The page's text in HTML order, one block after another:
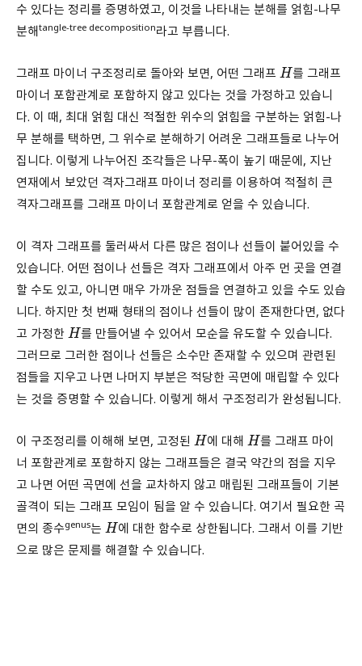
수 있다는 정리를 증명하였고, 이것을 나타내는 분해를 얽힘-나무
분해tangle-tree decomposition라고 부릅니다.
그래프 마이너 구조정리로 돌아와 보면, 어떤 그래프 H 를 그래프
마이너 포함관계로 포함하지 않고 있다는 것을 가정하고 있습니
다. 이 때, 최대 얽힘 대신 적절한 위수의 얽힘을 구분하는 얽힘-나
무 분해를 택하면, 그 위수로 분해하기 어려운 그래프들로 나누어
집니다. 이렇게 나누어진 조각들은 나무-폭이 높기 때문에, 지난
연재에서 보았던 격자그래프 마이너 정리를 이용하여 적절히 큰
격자그래프를 그래프 마이너 포함관계로 얻을 수 있습니다.
이 격자 그래프를 둘러싸서 다른 많은 점이나 선들이 붙어있을 수
있습니다. 어떤 점이나 선들은 격자 그래프에서 아주 먼 곳을 연결
할 수도 있고, 아니면 매우 가까운 점들을 연결하고 있을 수도 있습
니다. 하지만 첫 번째 형태의 점이나 선들이 많이 존재한다면, 없다
고 가정한 H 를 만들어낼 수 있어서 모순을 유도할 수 있습니다.
그러므로 그러한 점이나 선들은 소수만 존재할 수 있으며 관련된
점들을 지우고 나면 나머지 부분은 적당한 곡면에 매립할 수 있다
는 것을 증명할 수 있습니다. 이렇게 해서 구조정리가 완성됩니다.
이 구조정리를 이해해 보면, 고정된 H 에 대해H 를 그래프 마이
너 포함관계로 포함하지 않는 그래프들은 결국 약간의 점을 지우
고 나면 어떤 곡면에 선을 교차하지 않고 매립된 그래프들이 기본
골격이 되는 그래프 모임이 됨을 알 수 있습니다. 여기서 필요한 곡
면의 종수genus는 H 에 대한 함수로 상한됩니다. 그래서 이를 기반
으로 많은 문제를 해결할 수 있습니다.